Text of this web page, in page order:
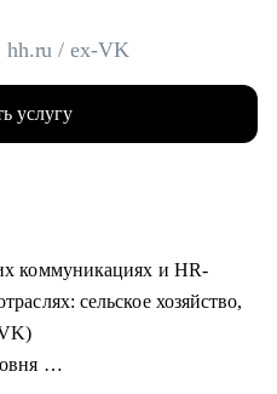
hh.ru / ex-VK
услугу
коммуникациях и HR-
сельское хозяйство,